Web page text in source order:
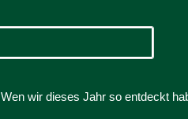
Wen wir dieses Jahr so entdeckt